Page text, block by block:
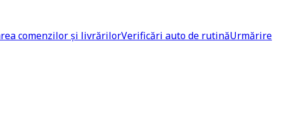
comenzilor și livrărilorVerificări auto de rutinăUrmărire